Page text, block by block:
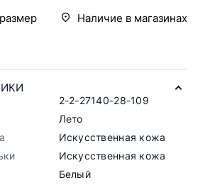
Наличие в магазинах
2-2-27140-28-109
Лето
Искусственная кожа
Искусственная кожа
Белый